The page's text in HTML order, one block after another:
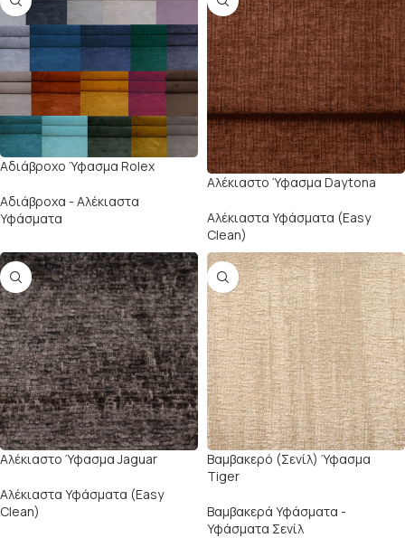
Αδιάβροχο Ύφασμα Rolex
Αδιάβροχα - Αλέκιαστα
Υφάσματα
Αλέκιαστο Ύφασμα Daytona
Αλέκιαστα Υφάσματα (Easy
Clean)
Αλέκιαστο Ύφασμα Jaguar
Αλέκιαστα Υφάσματα (Easy
Clean)
Βαμβακερό (Σενίλ) Ύφασμα
Tiger
Βαμβακερά Υφάσματα -
Υφάσματα Σενίλ